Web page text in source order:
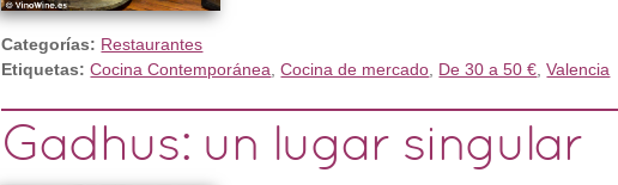
Categorías: Restaurantes
Etiquetas: Cocina Contemporánea,Cocina de mercado, De 30 a 50 €,Valencia
Gadhus: un lugar singular